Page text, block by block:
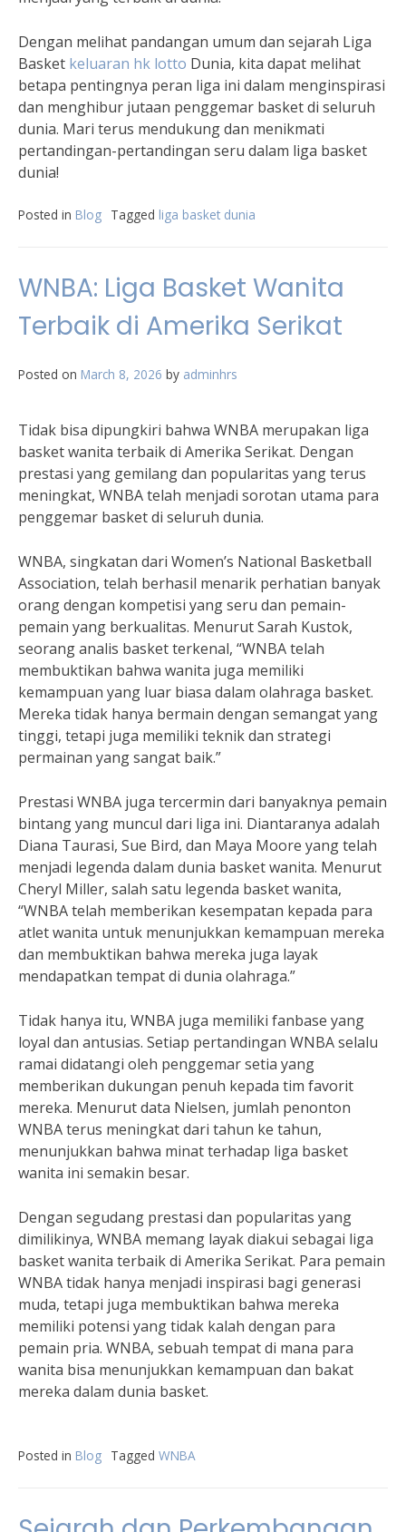
Dengan melihat pandangan umum dan sejarah Liga
Basket keluaran hk lotto Dunia, kita dapat melihat
betapa pentingnya peran liga ini dalam menginspirasi
dan menghibur jutaan penggemar basket di seluruh
dunia. Mari terus mendukung dan menikmati
pertandingan-pertandingan seru dalam liga basket
dunia!
Posted in Blog Tagged liga basket dunia
WNBA: Liga Basket Wanita
Terbaik di Amerika Serikat
Posted on March 8, 2026 by adminhrs
Tidak bisa dipungkiri bahwa WNBA merupakan liga
basket wanita terbaik di Amerika Serikat. Dengan
prestasi yang gemilang dan popularitas yang terus
meningkat, WNBA telah menjadi sorotan utama para
penggemar basket di seluruh dunia.
WNBA, singkatan dari Women’s National Basketball
Association, telah berhasil menarik perhatian banyak
orang dengan kompetisi yang seru dan pemain-
pemain yang berkualitas. Menurut Sarah Kustok,
seorang analis basket terkenal, “WNBA telah
membuktikan bahwa wanita juga memiliki
kemampuan yang luar biasa dalam olahraga basket.
Mereka tidak hanya bermain dengan semangat yang
tinggi, tetapi juga memiliki teknik dan strategi
permainan yang sangat baik.”
Prestasi WNBA juga tercermin dari banyaknya pemain
bintang yang muncul dari liga ini. Diantaranya adalah
Diana Taurasi, Sue Bird, dan Maya Moore yang telah
menjadi legenda dalam dunia basket wanita. Menurut
Cheryl Miller, salah satu legenda basket wanita,
“WNBA telah memberikan kesempatan kepada para
atlet wanita untuk menunjukkan kemampuan mereka
dan membuktikan bahwa mereka juga layak
mendapatkan tempat di dunia olahraga.”
Tidak hanya itu, WNBA juga memiliki fanbase yang
loyal dan antusias. Setiap pertandingan WNBA selalu
ramai didatangi oleh penggemar setia yang
memberikan dukungan penuh kepada tim favorit
mereka. Menurut data Nielsen, jumlah penonton
WNBA terus meningkat dari tahun ke tahun,
menunjukkan bahwa minat terhadap liga basket
wanita ini semakin besar.
Dengan segudang prestasi dan popularitas yang
dimilikinya, WNBA memang layak diakui sebagai liga
basket wanita terbaik di Amerika Serikat. Para pemain
WNBA tidak hanya menjadi inspirasi bagi generasi
muda, tetapi juga membuktikan bahwa mereka
memiliki potensi yang tidak kalah dengan para
pemain pria. WNBA, sebuah tempat di mana para
wanita bisa menunjukkan kemampuan dan bakat
mereka dalam dunia basket.
Posted in Blog Tagged WNBA